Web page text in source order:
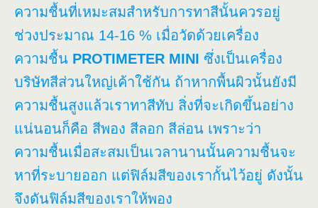
ความชื้นที่เหมะสมสำหรับการทาสีนั้นควรอยู่
ช่วงประมาณ 14-16 % เมื่อวัดด้วยเครื่อง
ความชื้น PROTIMETER MINI ซึ่งเป็นเครื่อง
บริษัทสีส่วนใหญ่เค้าใช้กัน ถ้าหากพื้นผิวนั้นยังมี
ความชื้นสูงแล้วเราทาสีทับ สิ่งที่จะเกิดขึ้นอย่าง
แน่นอนก็คือ สีพอง สีลอก สีล่อน เพราะว่า
ความชื้นเมื่อสะสมเป็นเวลานานนั้นความชื้นจะ
หาที่ระบายออก แต่ฟิล์มสีของเรากั้นไว้อยู่ ดังนั้น
จึงดันฟิล์มสีของเราให้พอง